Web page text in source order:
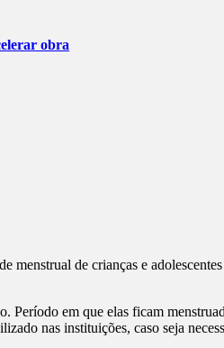
obra
de crianças e
Período em que elas ficam
nas instituições, caso seja